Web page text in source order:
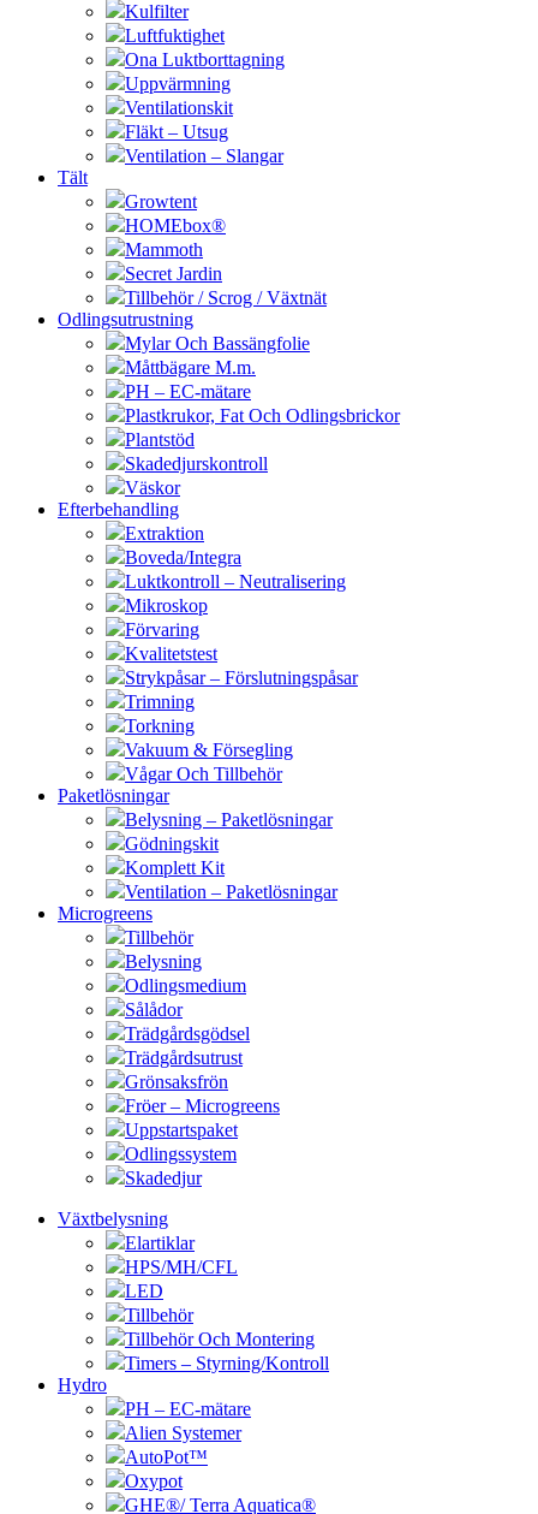
Kulfilter
Luftfuktighet
Ona Luktborttagning
Uppvärmning
Ventilationskit
Fläkt – Utsug
Ventilation – Slangar
Tält
Growtent
HOMEbox®
Mammoth
Secret Jardin
Tillbehör / Scrog / Växtnät
Odlingsutrustning
Mylar Och Bassängfolie
Måttbägare M.m.
PH – EC-mätare
Plastkrukor, Fat Och Odlingsbrickor
Plantstöd
Skadedjurskontroll
Väskor
Efterbehandling
Extraktion
Boveda/Integra
Luktkontroll – Neutralisering
Mikroskop
Förvaring
Kvalitetstest
Strykpåsar – Förslutningspåsar
Trimning
Torkning
Vakuum & Försegling
Vågar Och Tillbehör
Paketlösningar
Belysning – Paketlösningar
Gödningskit
Komplett Kit
Ventilation – Paketlösningar
Microgreens
Tillbehör
Belysning
Odlingsmedium
Sålådor
Trädgårdsgödsel
Trädgårdsutrust
Grönsaksfrön
Fröer – Microgreens
Uppstartspaket
Odlingssystem
Skadedjur
Växtbelysning
Elartiklar
HPS/MH/CFL
LED
Tillbehör
Tillbehör Och Montering
Timers – Styrning/Kontroll
Hydro
PH – EC-mätare
Alien Systemer
AutoPot™
Oxypot
GHE®/ Terra Aquatica®